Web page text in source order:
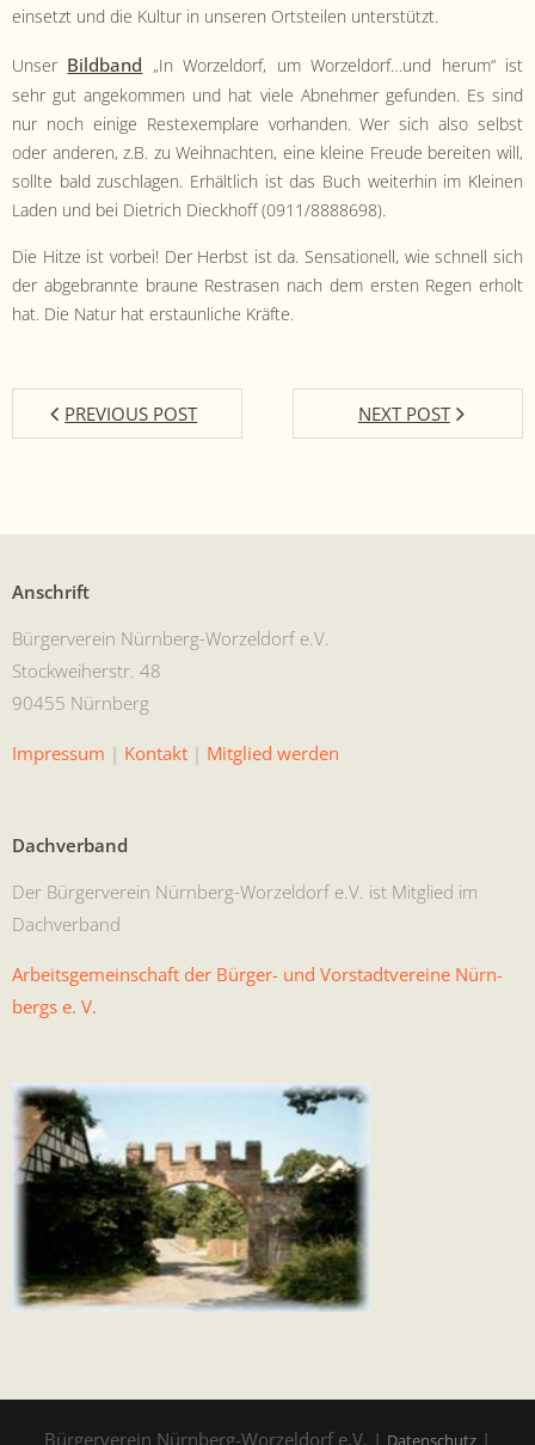
ein­set­zt und die Kul­tur in unseren Ort­steilen unterstützt.
Unser Bild­band „In Worzel­dorf, um Worzeldorf…und herum“ ist
sehr gut angekom­men und hat viele Abnehmer gefun­den. Es sind
nur noch einige Res­tex­em­plare vorhan­den. Wer sich also selb­st
oder anderen, z.B. zu Wei­h­nacht­en, eine kleine Freude bere­it­en will,
sollte bald zuschla­gen. Erhältlich ist das Buch weit­er­hin im Kleinen
Laden und bei Diet­rich Dieck­hoff (0911/8888698).
Die Hitze ist vor­bei! Der Herb­st ist da. Sen­sa­tionell, wie schnell sich
der abge­bran­nte braune Restrasen nach dem ersten Regen erholt
hat. Die Natur hat erstaunliche Kräfte.
PREVIOUS POST NEXT POST
Anschrift
Bürg­ervere­in Nürn­berg-Worzel­dorf e.V.
Stock­wei­her­str. 48
90455 Nürnberg
Impres­sum | Kon­takt | Mit­glied werden
Dachverband
Der Bürg­ervere­in Nürn­berg-Worzel­dorf e.V. ist Mit­glied im
Dachverband
Arbeits­ge­mein­schaft der Bürg­er- und Vorstadtvere­ine Nürn­
bergs e. V.
Bürgerverein Nürnberg-Worzeldorf e.V. | Datenschutz |